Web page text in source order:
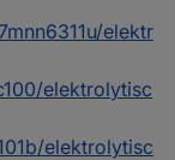
elektr
elektrolytisc
elektrolytisc